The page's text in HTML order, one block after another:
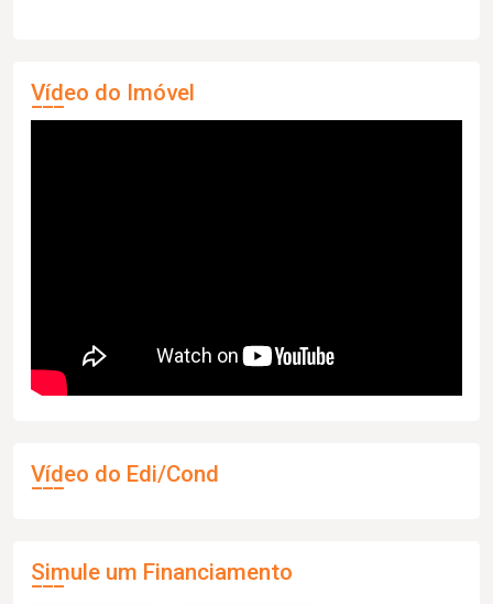
Vídeo do Imóvel
Vídeo do Edi/Cond
Simule um Financiamento